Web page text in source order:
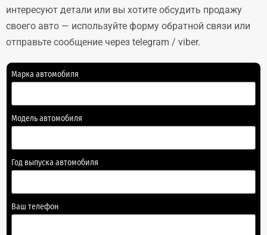
интересуют детали или вы хотите обсудить продажу
своего авто — используйте форму обратной связи или
отправьте сообщение через telegram / viber.
Марка автомобиля
Модель автомобиля
Год выпуска автомобиля
Ваш телефон